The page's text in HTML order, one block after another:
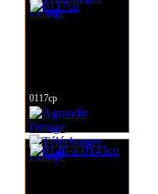
0117cp